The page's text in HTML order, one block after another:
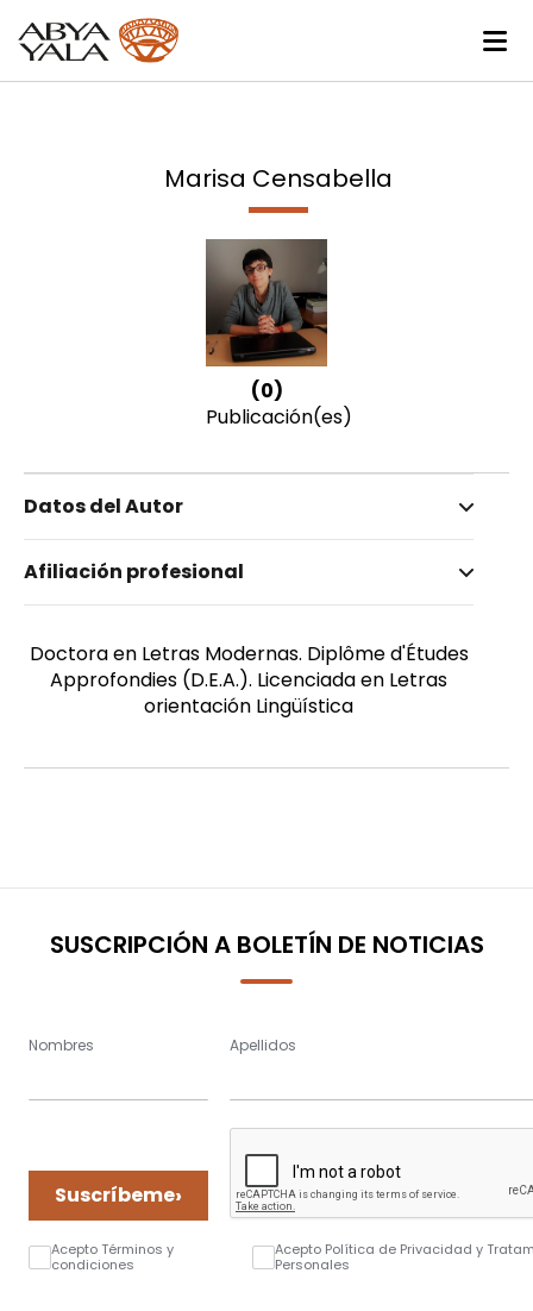
Marisa Censabella
(0)
Publicación(es)
Datos del Autor
Censabella, Marisa
Femenino
Afiliación profesional
Doctora en Letras Modernas. Diplôme d'Études
Approfondies (D.E.A.). Licenciada en Letras
orientación Lingüística
SUSCRIPCIÓN A BOLETÍN DE NOTICIAS
Nombres Apellidos
Suscríbeme›
Acepto Términos y
condiciones
Acepto Política de Privacidad y
Personales